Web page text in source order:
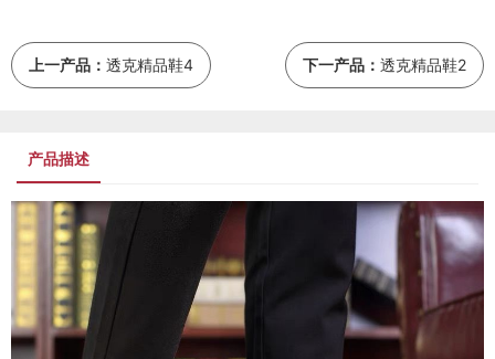
上一产品： 透克精品鞋4 下一产品： 透克精品鞋2
产品描述